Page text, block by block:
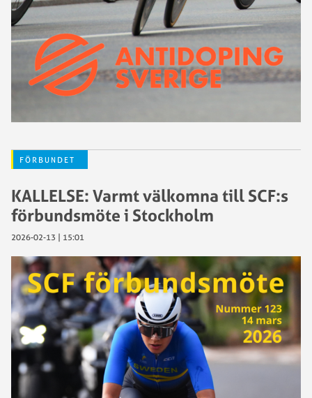
FÖRBUNDET
KALLELSE: Varmt välkomna till SCF:s
förbundsmöte i Stockholm
2026-02-13 | 15:01